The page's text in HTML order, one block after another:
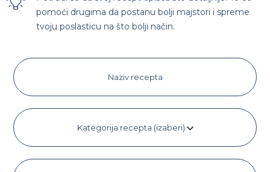
pomoći drugima da postanu bolji majstori i spreme
tvoju poslasticu na što bolji način.
Kategorija recepta (izaberi)